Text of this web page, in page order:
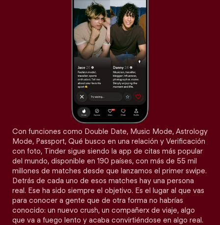
Con funciones como Double Date, Music Mode, Astrology
Mode, Passport, Qué busco en una relación y Verificación
con foto, Tinder sigue siendo la app de citas más popular
del mundo, disponible en 190 países, con más de 55 mil
millones de matches desde que lanzamos el primer swipe.
Detrás de cada uno de esos matches hay una persona
real. Ese ha sido siempre el objetivo. Es el lugar al que vas
para conocer a gente que de otra forma no habrías
conocido: un nuevo crush, un compañerx de viaje, algo
que va a fuego lento y acaba convirtiéndose en algo real.